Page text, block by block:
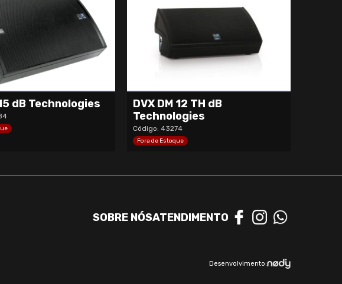
dB Technologies
DVX DM 12 TH dB
Technologies
Código: 43274
Fora de Estoque
SOBRE NÓSATENDIMENTO
Desenvolvimento: